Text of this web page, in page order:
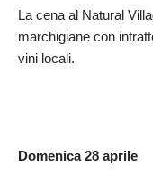
La cena al Natural
marchigiane con
vini locali.
Domenica 28 aprile